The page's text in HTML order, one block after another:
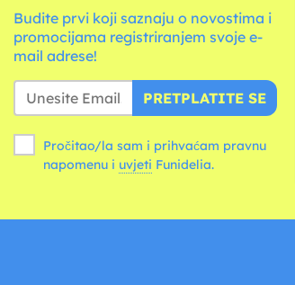
Budite prvi koji saznaju o novostima i
promocijama registriranjem svoje e-
mail adrese!
PRETPLATITE SE
Pročitao/la sam i prihvaćam pravnu
napomenu i uvjeti Funidelia.